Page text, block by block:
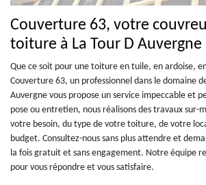
Couverture 63, votre
toiture à La Tour D Auvergne
Que ce soit pour une toiture en tuile, en ardoise,
Couverture 63, un professionnel dans le domaine
Auvergne vous propose un service impeccable et
pose ou entretien, nous réalisons des travaux sur-
votre besoin, du type de votre toiture, de votre
budget. Consultez-nous sans plus attendre et
la fois gratuit et sans engagement. Notre équipe
pour vous répondre et vous satisfaire.